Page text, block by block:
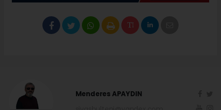
Menderes APAYDIN